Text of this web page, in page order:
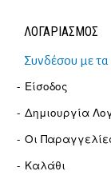
ΛΟΓΑΡΙΑΣΜΟΣ
Συνδέσου με
Είσοδος
Δημιουργία
Οι
Καλάθι